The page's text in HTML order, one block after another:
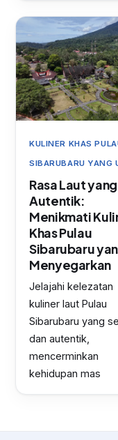
KULINER KHAS
SIBARUBARU YANG
Rasa Laut yang
Autentik:
Menikmati
Khas Pulau
Sibarubaru
Menyegarkan
Jelajahi kelezatan
kuliner laut Pulau
Sibarubaru yang
dan autentik,
mencerminkan
kehidupan mas